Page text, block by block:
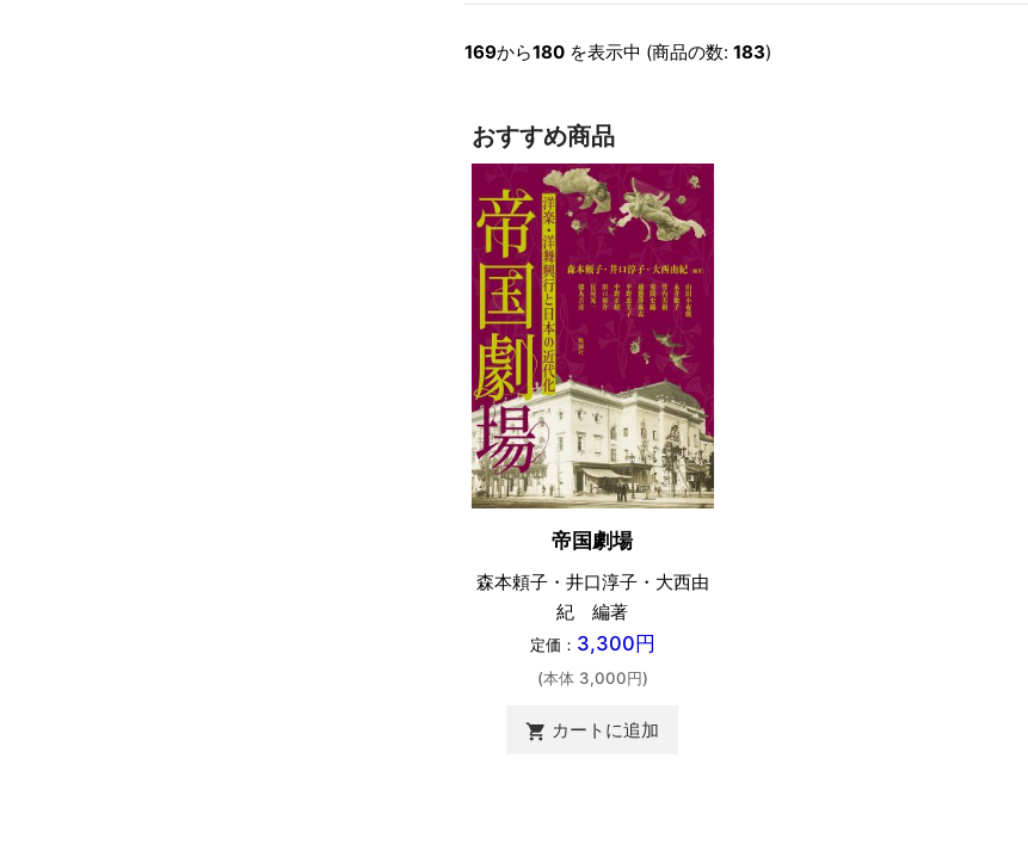
169から180を表示中 (商品の数: 183)
おすすめ商品
帝国劇場
森本頼子・井口淳子・大西由
紀 編著
定価： 3,300円
(本体 3,000円)
shopping_cart カートに追加